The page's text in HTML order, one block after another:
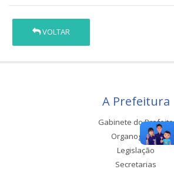
VOLTAR
A Prefeitura
Gabinete do Prefeito
Organograma
Legislação
Secretarias